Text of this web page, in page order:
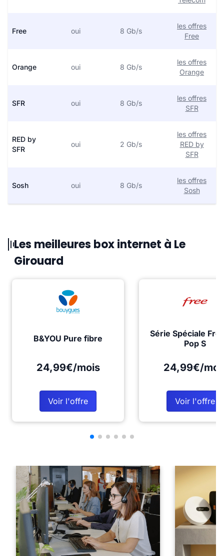
Free oui 8 Gb/s
les offres
Free
Orange oui 8 Gb/s
les offres
Orange
SFR oui 8 Gb/s
les offres
SFR
RED by
SFR
oui 2 Gb/s
les offres
RED by
SFR
Sosh oui 8 Gb/s
les offres
Sosh
Les meilleures box internet à Le
Girouard
B&YOU Pure fibre
24,99€/mois
Voir l'offre
Série Spéciale
Pop S
24,99€/
Voir l'offre